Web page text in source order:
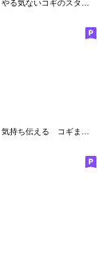
気持ち伝える コギまるけ2